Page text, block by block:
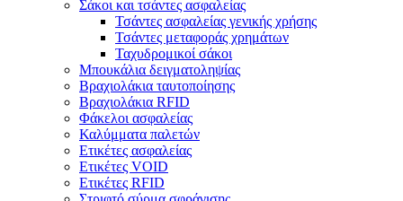
Σάκοι και τσάντες ασφαλείας
Τσάντες ασφαλείας γενικής χρήσης
Τσάντες μεταφοράς χρημάτων
Ταχυδρομικοί σάκοι
Μπουκάλια δειγματοληψίας
Βραχιολάκια ταυτοποίησης
Βραχιολάκια RFID
Φάκελοι ασφαλείας
Καλύμματα παλετών
Ετικέτες ασφαλείας
Ετικέτες VOID
Ετικέτες RFID